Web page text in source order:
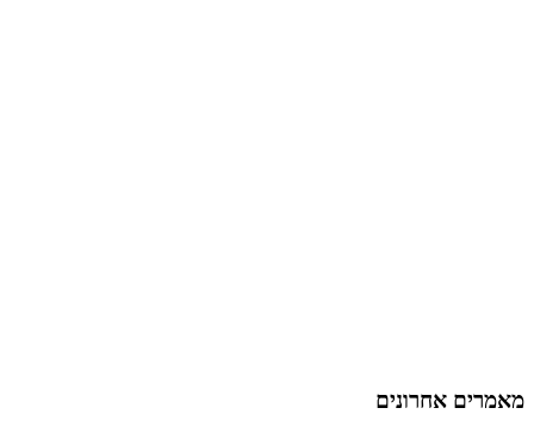
מאמרים אחרונים